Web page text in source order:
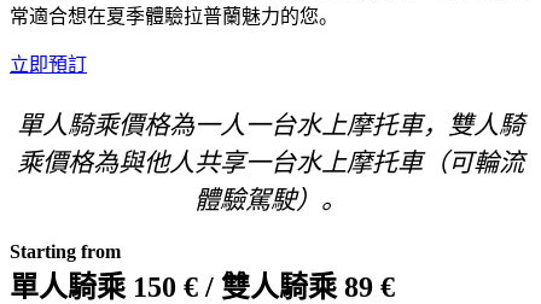
常適合想在夏季體驗拉普蘭魅力的您。
立即預訂
單人騎乘價格為一人一台水上摩托車，雙人騎
乘價格為與他人共享一台水上摩托車（可輪流
體驗駕駛）。
Starting from
單人騎乘 150 € / 雙人騎乘 89 €